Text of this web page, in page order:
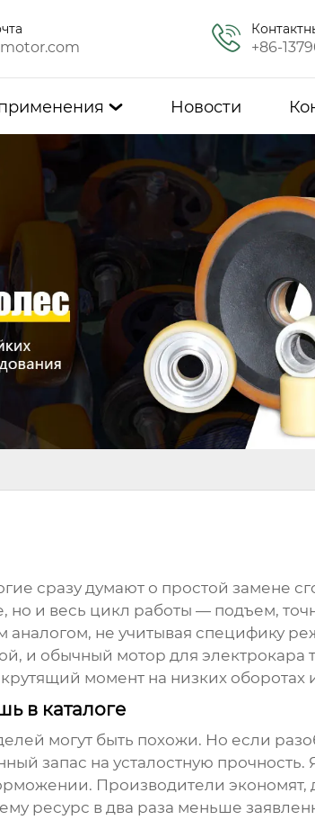
+86-
 Новости
сразу думают о простой замене
но и весь цикл работы — подъем,
аналогом, не учитывая специфику
и обычный мотор для электрокара
момент на низких оборотах
в каталоге
могут быть похожи. Но если
запас на усталостную прочность.
Производители экономят,
ресурс в два раза меньше